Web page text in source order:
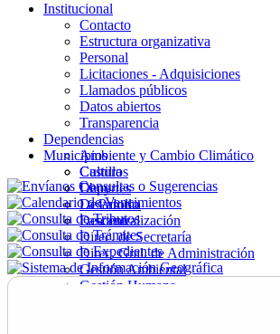
Institucional
Contacto
Estructura organizativa
Personal
Licitaciones - Adquisiciones
Llamados públicos
Datos abiertos
Transparencia
Dependencias
Ambiente y Cambio Climático
Cultura
Deportes
Desarrollo
Descentralización
Direc. de Secretaría
Direc. Gral. de Administración
Gestión Ambiental
Gestión Humana
Municipios
Castillos
Chuy
La Paloma
Lascano